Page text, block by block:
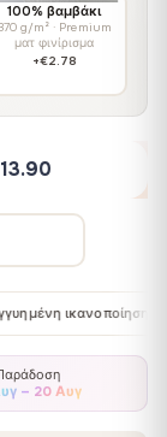
100% βαμβάκι
g/m² · Premium
ματ φινίρισμα
+€2.78
✦
– 20 Αυγ